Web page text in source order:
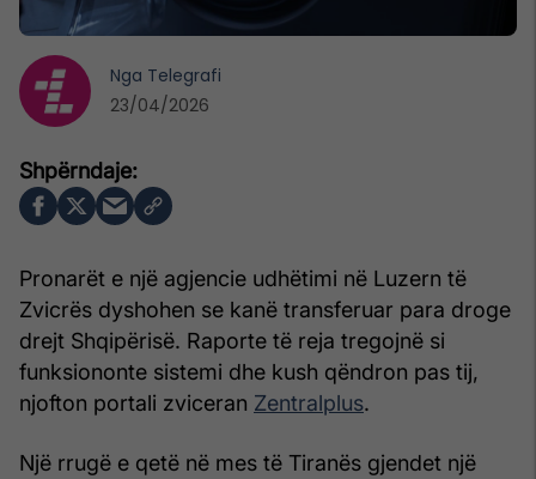
Pronarët e një agjencie udhëtimi në Luzern të
Zvicrës dyshohen se kanë transferuar para droge
drejt Shqipërisë. Raporte të reja tregojnë si
funksiononte sistemi dhe kush qëndron pas tij,
njofton portali zviceran Zentralplus.
Një rrugë e qetë në mes të Tiranës gjendet një
Nga Telegrafi
23/04/2026